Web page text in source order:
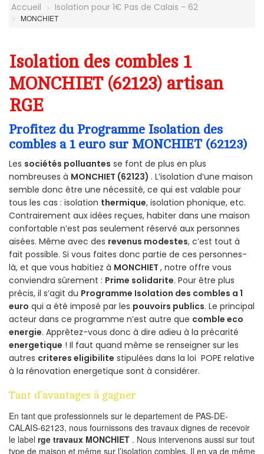
Accueil Isolation pour 1€ Pas de Calais - 62
MONCHIET
Isolation des combles 1
MONCHIET (62123) artisan
RGE
Profitez du Programme Isolation des
combles a 1 euro sur MONCHIET (62123)
Les sociétés polluantes se font de plus en plus
nombreuses à MONCHIET (62123) . L’isolation d’une maison
semble donc être une nécessité, ce qui est valable pour
tous les cas : isolation thermique, isolation phonique, etc.
Contrairement aux idées reçues, habiter dans une maison
confortable n’est pas seulement réservé aux personnes
aisées. Même avec des revenus modestes, c’est tout à
fait possible. Si vous faites donc partie de ces personnes-
là, et que vous habitiez à MONCHIET , notre offre vous
conviendra sûrement : Prime solidarite. Pour être plus
précis, il s’agit du Programme Isolation des combles a 1
euro qui a été imposé par les pouvoirs publics. Le principal
acteur dans ce programme n’est autre que comble eco
energie. Apprêtez-vous donc à dire adieu à la précarité
energetique ! Il faut quand même se renseigner sur les
autres criteres eligibilite stipulées dans la loi POPE relative
à la rénovation energetique sont à considérer.
Tant d’avantages à gagner
En tant que professionnels sur le departement de PAS-DE-
CALAIS-62123, nous fournissons des travaux dignes de recevoir
le label rge travaux MONCHIET . Nous intervenons aussi sur tout
type de maison et même sur l’isolation combles. Il en va de même